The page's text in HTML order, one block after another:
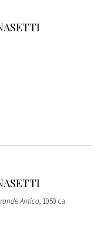
Antico, 1950 ca.